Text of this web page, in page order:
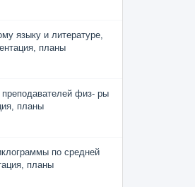
языку и литературе,
планы
преподавателей физ- ры
планы
по средней
планы